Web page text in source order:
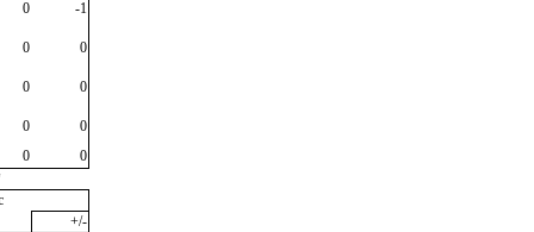
0
-1
0
0
0
0
0
0
0
0
+/-